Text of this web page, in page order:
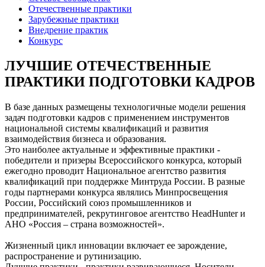
Отечественные практики
Зарубежные практики
Внедрение практик
Конкурс
ЛУЧШИЕ ОТЕЧЕСТВЕННЫЕ
ПРАКТИКИ ПОДГОТОВКИ КАДРОВ
В базе данных размещены технологичные модели решения
задач подготовки кадров с применением инструментов
национальной системы квалификаций и развития
взаимодействия бизнеса и образования.
Это наиболее актуальные и эффективные практики -
победители и призеры Всероссийского конкурса, который
ежегодно проводит Национальное агентство развития
квалификаций при поддержке Минтруда России. В разные
годы партнерами конкурса являлись Минпросвещения
России, Российский союз промышленников и
предпринимателей, рекрутинговое агентство HeadHunter и
АНО «Россия – страна возможностей».
Жизненный цикл инновации включает ее зарождение,
распространение и рутинизацию.